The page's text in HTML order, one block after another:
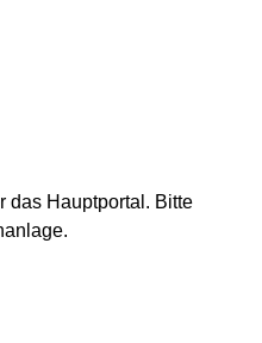
das Hauptportal. Bitte